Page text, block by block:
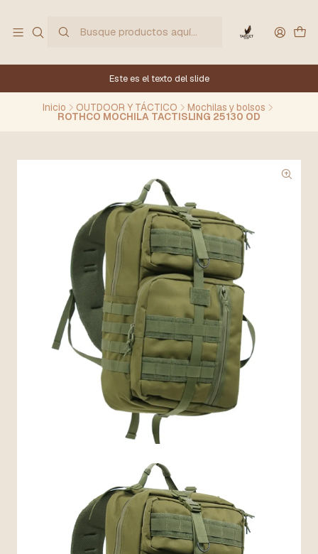
Este es el texto del slide
Inicio OUTDOOR Y TÁCTICO Mochilas y bolsos
ROTHCO MOCHILA TACTISLING 25130 OD